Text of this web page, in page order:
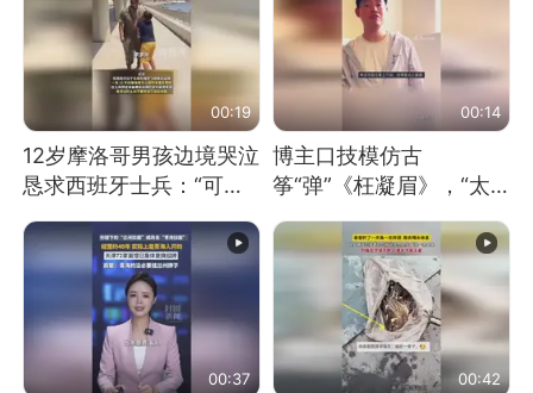
00:19
12岁摩洛哥男孩边境哭泣
恳求西班牙士兵：“可不
00:14
博主口技模仿古
筝“弹”《枉凝眉》，“太
吗？”“或将成为首位考级
不带古筝的选手。”（来
源：新华每日电讯）
00:37 00:42